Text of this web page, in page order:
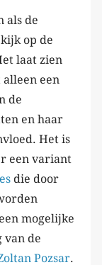
als de
op de
laat zien
een
de
en haar
Het is
een variant
die door
mogelijke
van de
Pozsar.